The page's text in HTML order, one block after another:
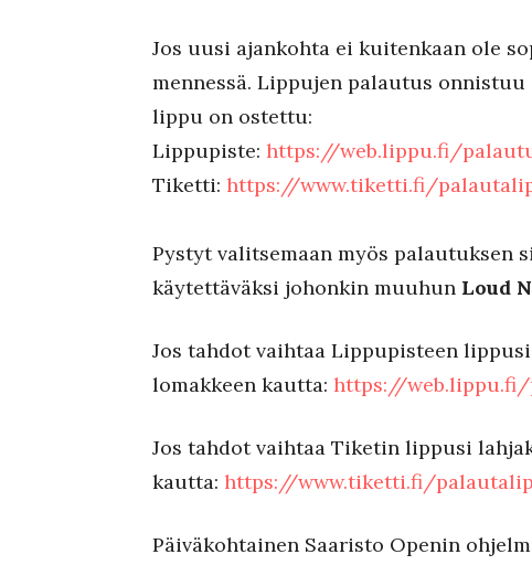
Jos uusi ajankohta ei kuitenkaan ole
mennessä. Lippujen palautus
lippu on ostettu:
Lippupiste: https://web.lippu.fi/
Tiketti: https://www.tiketti.fi/
Pystyt valitsemaan myös palautuksen
käytettäväksi johonkin muuhun Loud
Jos tahdot vaihtaa Lippupisteen
lomakkeen kautta: https://web.lippu.fi/
Jos tahdot vaihtaa Tiketin lippusi
kautta: https://www.tiketti.fi/
Päiväkohtainen Saaristo Openin